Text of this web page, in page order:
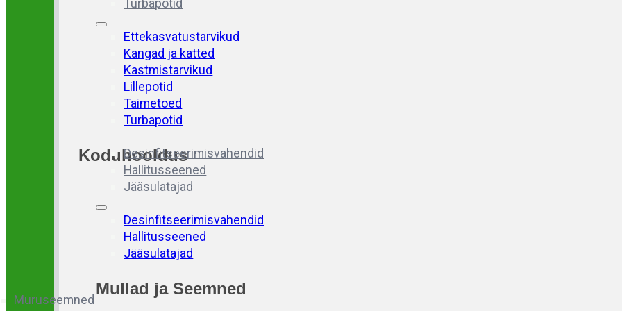
Turbapotid
Ettekasvatustarvikud
Kangad ja katted
Kastmistarvikud
Lillepotid
Taimetoed
Turbapotid
Koduhooldus
Desinfitseerimisvahendid
Hallitusseened
Jääsulatajad
Desinfitseerimisvahendid
Hallitusseened
Jääsulatajad
Mullad ja Seemned
Muruseemned